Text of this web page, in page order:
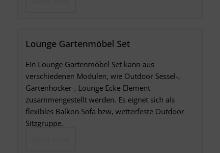
Lounge Gartenmöbel Set
Ein Lounge Gartenmöbel Set kann aus
verschiedenen Modulen, wie Outdoor Sessel-,
Gartenhocker-, Lounge Ecke-Element
zusammengestellt werden. Es eignet sich als
flexibles Balkon Sofa bzw, wetterfeste Outdoor
Sitzgruppe.